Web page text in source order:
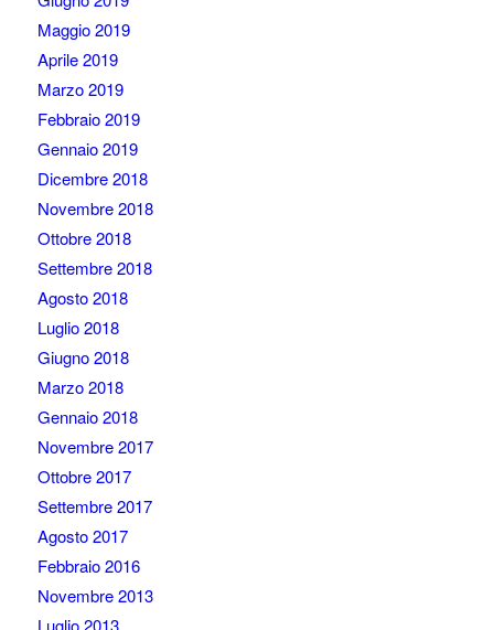
Maggio 2019
Aprile 2019
Marzo 2019
Febbraio 2019
Gennaio 2019
Dicembre 2018
Novembre 2018
Ottobre 2018
Settembre 2018
Agosto 2018
Luglio 2018
Giugno 2018
Marzo 2018
Gennaio 2018
Novembre 2017
Ottobre 2017
Settembre 2017
Agosto 2017
Febbraio 2016
Novembre 2013
Luglio 2013